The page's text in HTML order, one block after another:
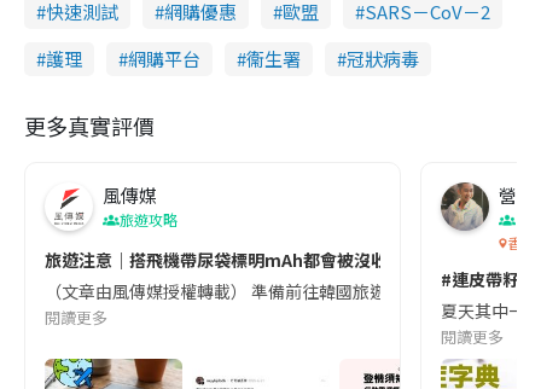
快速測試
網購優惠 歐盟
SARS－CoV－2
護理
網購平台 衞生署 冠狀病毒
更多真實評價
風傳媒
旅遊攻略
旅遊注意｜搭飛機帶尿袋標明mAh都會被沒收😱出發前切記檢查
（文章由風傳媒授權轉載） 準備前往韓國旅遊的民眾，近期要
閱讀更多
營養
香港
#連皮帶籽
夏天其中一
閱讀更多